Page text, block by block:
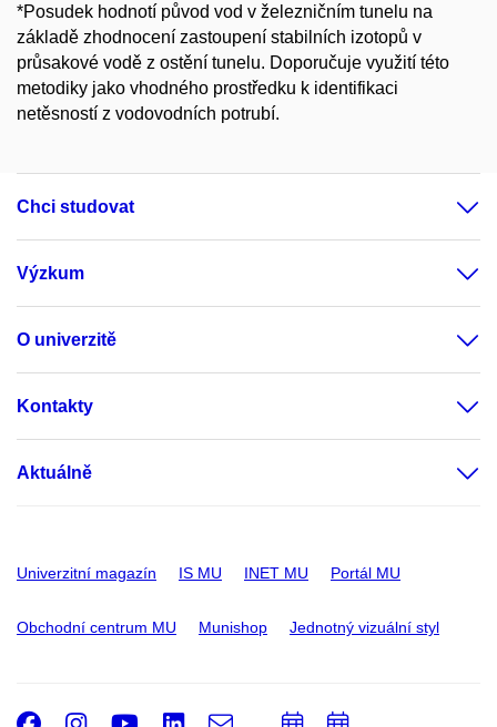
*Posudek hodnotí původ vod v železničním tunelu na
základě zhodnocení zastoupení stabilních izotopů v
průsakové vodě z ostění tunelu. Doporučuje využití této
metodiky jako vhodného prostředku k identifikaci
netěsností z vodovodních potrubí.
Chci studovat
Výzkum
O univerzitě
Kontakty
Aktuálně
Univerzitní magazín IS MU INET MU Portál MU
Obchodní centrum MU Munishop Jednotný vizuální styl